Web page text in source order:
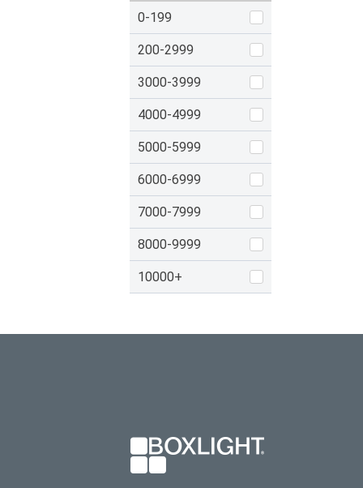
0-199
200-2999
3000-3999
4000-4999
5000-5999
6000-6999
7000-7999
8000-9999
10000+